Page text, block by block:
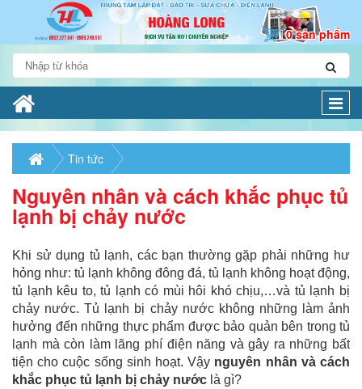
0 sản phẩm
Tin tức
Nguyên nhân và cách khắc phục tủ
lạnh bị chảy nước
Khi sử dụng tủ lạnh, các bạn thường gặp phải những hư
hỏng như: tủ lạnh không đông đá, tủ lạnh không hoạt động,
tủ lạnh kêu to, tủ lạnh có mùi hôi khó chịu,…và tủ lạnh bị
chảy nước. Tủ lạnh bị chảy nước không những làm ảnh
hưởng đến những thực phẩm được bảo quản bên trong tủ
lạnh mà còn làm lãng phí điện năng và gây ra những bất
tiện cho cuộc sống sinh hoạt. Vậy nguyên nhân và cách
khắc phục tủ lạnh bị chảy nước là gì?